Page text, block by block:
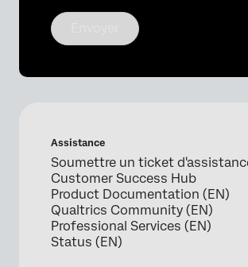
Assistance
Soumettre un ticket
Customer Success Hub
Product Documentation (EN)
Qualtrics Community (EN)
Professional Services (EN)
Status (EN)